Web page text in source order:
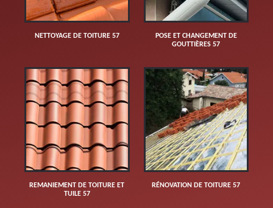
NETTOYAGE DE TOITURE 57
POSE ET CHANGEMENT DE
GOUTTIÈRES 57
REMANIEMENT DE TOITURE ET
TUILE 57
RÉNOVATION DE TOITURE 57